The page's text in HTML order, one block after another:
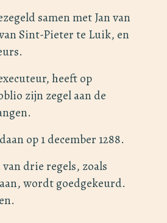
samen met Jan van
Sint-Pieter te Luik, en
heeft op
zijn zegel aan de
op 1 december 1288.
drie regels, zoals
wordt goedgekeurd.